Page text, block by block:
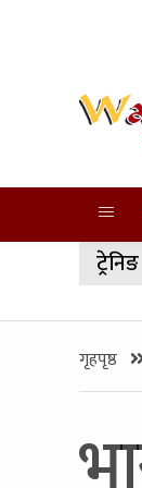
ट्रेनिङ
गृहपृष्ठ